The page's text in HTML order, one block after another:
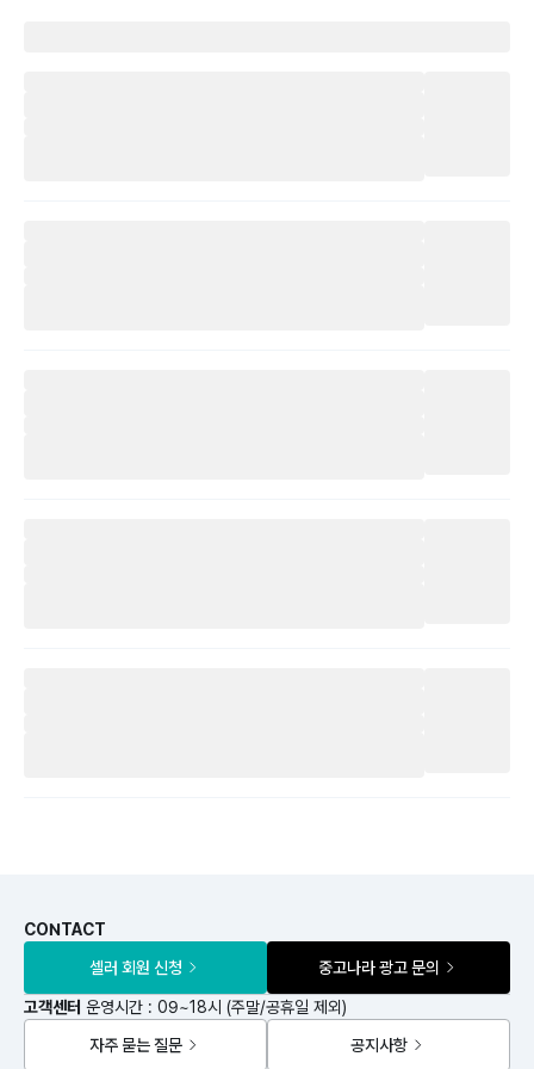
CONTACT
셀러 회원 신청
중고나라 광고 문의
고객센터 운영시간 : 09~18시 (주말/공휴일 제외)
자주 묻는 질문
공지사항